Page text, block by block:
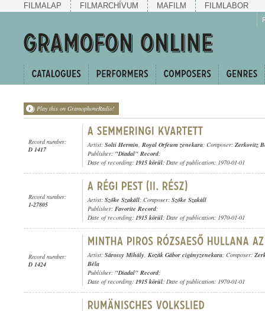
FILMALAP FILMARCHÍVUM MAFILM FILMLABOR
Play this on GramophoneRadio!
Record number:
D 1417
Artist: Solti Hermin, Royal Orfeum zenekara; Composer: Zerkovitz
Publisher: "Diadal" Record;
Date of recording: 1915 körül; Date of publication: 1970-01-01
Record number:
1-27805
Artist: Szőke Szakáll; Composer: Szőke Szakáll
Publisher: Favorite Record;
Date of recording: 1915 körül; Date of publication: 1970-01-01
Record number:
D 1424
Artist: Sárossy Mihály, Kozák Gábor cigányzenekara; Composer:
Béla
Publisher: "Diadal" Record;
Date of recording: 1915 körül; Date of publication: 1970-01-01